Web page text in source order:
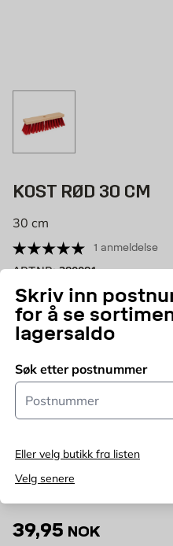
Skriv inn
for å se
lagersaldo
Søk etter postnummer
Postnummer
Eller velg butikk fra listen
Velg senere
KOST RØD 30 CM
30 cm
1 anmeldelse
ART.NR:280081
Den røde piassavakosten
ideell for feiing av
skitt.
Vis mer
Velg butikk
Velg butikk for å se
Kjøp online, bestill
Angi
39,95 NOK